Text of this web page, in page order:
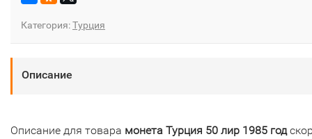
Категория:Турция
Описание
Описание для товара монета Турция 50 лир 1985 год